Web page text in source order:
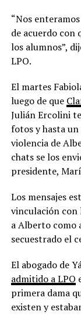
“Nos
de acuerdo con
los alumnos”,
LPO.
El martes
luego de que
Julián Ercolini
fotos y hasta un
violencia de
chats se los
presidente,
Los mensajes
vinculación con
a Alberto como
secuestrado el
El abogado de
admitido a LPO
primera dama
existen y